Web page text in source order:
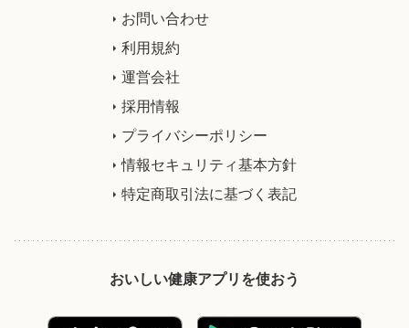
お問い合わせ
利用規約
運営会社
採用情報
プライバシーポリシー
情報セキュリティ基本方針
特定商取引法に基づく表記
おいしい健康アプリを使おう